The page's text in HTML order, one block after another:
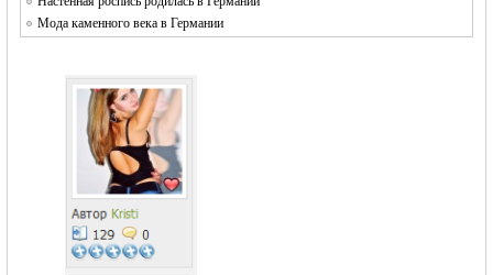
Мода каменного века в Германии